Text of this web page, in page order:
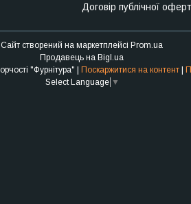
Договір публічної
Сайт створений на маркетплейсі Prom.ua
Продавець на Bigl.ua
Інтернет-магазин товарів для творчості "Фурнітура" | Поскаржитися на контент |
Select Language ▼